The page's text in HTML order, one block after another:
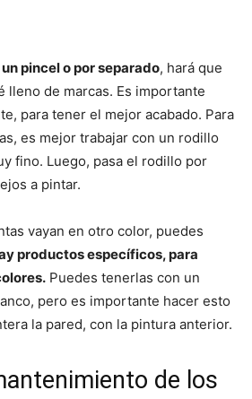
pincel o por separado, hará que
lleno de marcas. Es importante
para tener el mejor acabado. Para
es mejor trabajar con un rodillo
fino. Luego, pasa el rodillo por
a pintar.
vayan en otro color, puedes
productos específicos, para
Puedes tenerlas con un
pero es importante hacer esto
la pared, con la pintura anterior.
de los